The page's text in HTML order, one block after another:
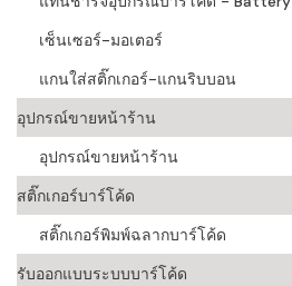
เซ็นเซอร์-มอเตอร์
แกนใส่สติ๊กเกอร์-แกนริบบอน
อุปกรณ์ขายหน้าร้าน
อุปกรณ์ขายหน้าร้าน
สติ๊กเกอร์บาร์โค้ด
สติ๊กเกอร์พิมพ์ฉลากบาร์โค้ด
รับออกแบบระบบบาร์โค้ด